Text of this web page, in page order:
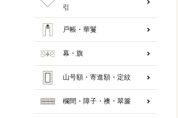
引
戸帳・華鬘
幕・旗
山号額・寄進額・定紋
欄間・障子・襖・翠簾